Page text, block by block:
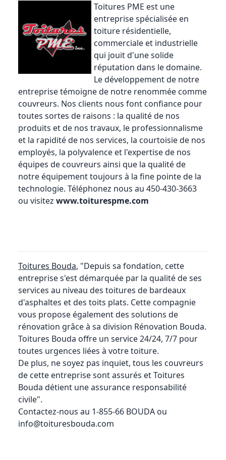
Toitures PME est une
entreprise spécialisée en
toiture résidentielle,
commerciale et industrielle
qui jouit d'une solide
réputation dans le domaine.
Le développement de notre
entreprise témoigne de notre renommée comme
couvreurs. Nos clients nous font confiance pour
toutes sortes de raisons : la qualité de nos
produits et de nos travaux, le professionnalisme
et la rapidité de nos services, la courtoisie de nos
employés, la polyvalence et l'expertise de nos
équipes de couvreurs ainsi que la qualité de
notre équipement toujours à la fine pointe de la
technologie. Téléphonez nous au 450-430-3663
ou visitez www.toiturespme.com
Toitures Bouda, "Depuis sa fondation, cette
entreprise s'est démarquée par la qualité de ses
services au niveau des toitures de bardeaux
d'asphaltes et des toits plats. Cette compagnie
vous propose également des solutions de
rénovation grâce à sa division Rénovation Bouda.
Toitures Bouda offre un service 24/24, 7/7 pour
toutes urgences liées à votre toiture.
De plus, ne soyez pas inquiet, tous les couvreurs
de cette entreprise sont assurés et Toitures
Bouda détient une assurance responsabilité
civile".
Contactez-nous au 1-855-66 BOUDA ou
info@toituresbouda.com